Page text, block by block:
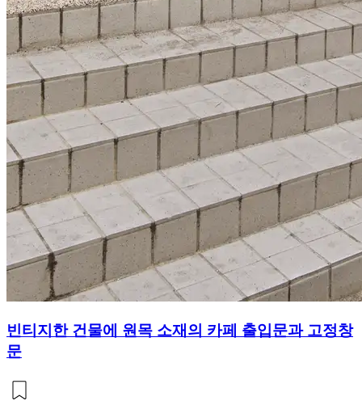
빈티지한 건물에 원목 소재의 카페 출입문과 고정창
문